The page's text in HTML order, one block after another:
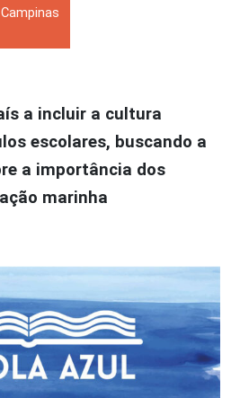
a incluir a cultura
escolares, buscando a
a importância dos
marinha